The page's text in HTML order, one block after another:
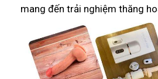
mang đến trải nghiệm thăng